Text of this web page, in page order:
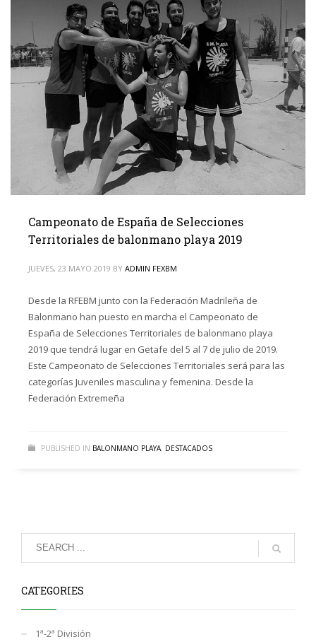
Campeonato de España de Selecciones
Territoriales de balonmano playa 2019
JUEVES, 23 MAYO 2019 BY ADMIN FEXBM
Desde la RFEBM junto con la Federación Madrileña de
Balonmano han puesto en marcha el Campeonato de
España de Selecciones Territoriales de balonmano playa
2019 que tendrá lugar en Getafe del 5 al 7 de julio de 2019.
Este Campeonato de Selecciones Territoriales será para las
categorías Juveniles masculina y femenina. Desde la
Federación Extremeña
PUBLISHED IN BALONMANO PLAYA, DESTACADOS
CATEGORIES
1ª-2ª División